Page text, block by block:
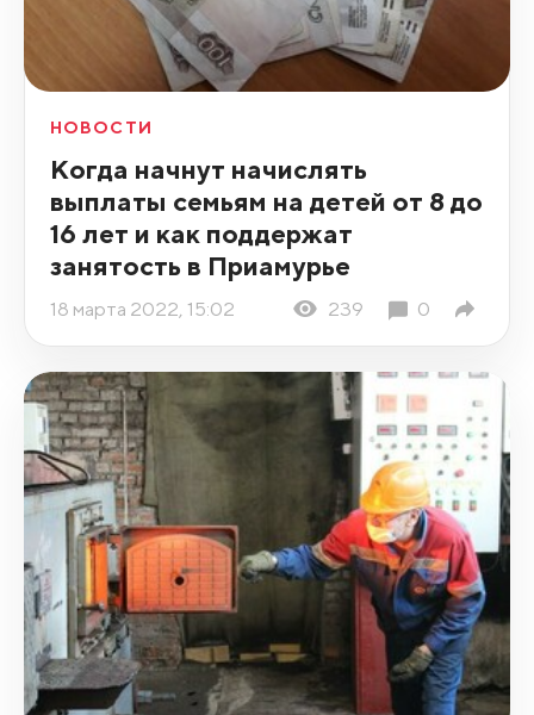
НОВОСТИ
Когда начнут начислять
выплаты семьям на детей от 8 до
16 лет и как поддержат
занятость в Приамурье
18 марта 2022, 15:02 239 0